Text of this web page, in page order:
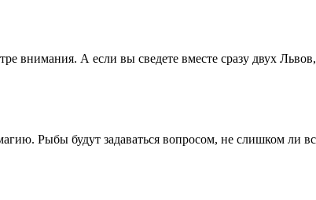
внимания. А если вы сведете вместе сразу двух
Рыбы будут задаваться вопросом, не слишком ли